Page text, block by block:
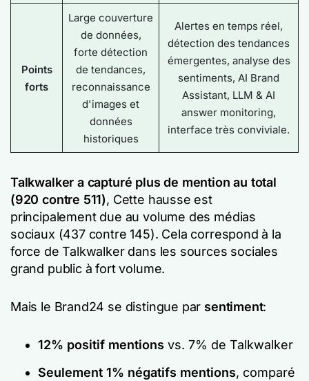
Points
forts
Large couverture
de données,
forte détection
de tendances,
reconnaissance
d'images et
données
historiques
Alertes en temps réel,
détection des tendances
émergentes, analyse des
sentiments, AI Brand
Assistant, LLM & AI
answer monitoring,
interface très conviviale.
Talkwalker a capturé plus de mention au total
(920 contre 511), Cette hausse est
principalement due au volume des médias
sociaux (437 contre 145). Cela correspond à la
force de Talkwalker dans les sources sociales
grand public à fort volume.
Mais le Brand24 se distingue par sentiment:
12% positif mentions vs. 7% de Talkwalker
Seulement 1% négatifs mentions, comparé